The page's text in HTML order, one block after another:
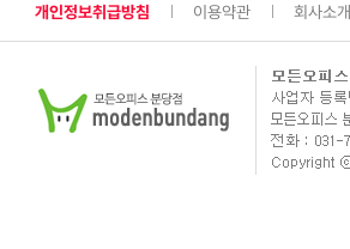
개인정보취급방침 이용약관 회사소개